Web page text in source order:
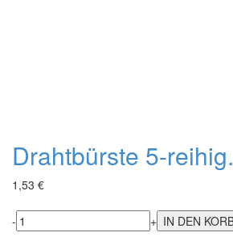
Drahtbürste 5-reihig.
1,53 €
-
+